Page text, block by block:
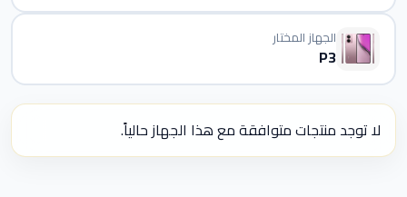
الجهاز المختار
P3
لا توجد منتجات متوافقة مع هذا الجهاز حالياً.